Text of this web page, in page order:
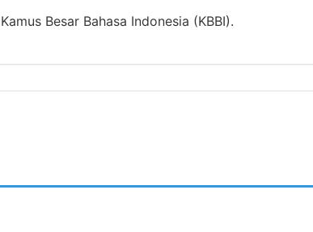
Besar Bahasa Indonesia (KBBI).